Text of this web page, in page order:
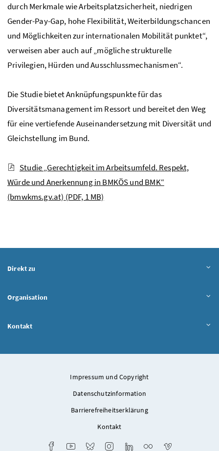
durch Merkmale wie Arbeitsplatzsicherheit, niedrigen
Gender-Pay-Gap, hohe Flexibilität, Weiterbildungschancen
und Möglichkeiten zur internationalen Mobilität punktet“,
verweisen aber auch auf „mögliche strukturelle
Privilegien, Hürden und Ausschlussmechanismen“.
Die Studie bietet Anknüpfungspunkte für das
Diversitätsmanagement im Ressort und bereitet den Weg
für eine vertiefende Auseinandersetzung mit Diversität und
Gleichstellung im Bund.
Studie „Gerechtigkeit im Arbeitsumfeld. Respekt,
Würde und Anerkennung in BMKÖS und BMK“
(bmwkms.gv.at) (PDF, 1 MB)
Direkt zu
Organisation
Kontakt
Impressum und Copyright
Datenschutzinformation
Barrierefreiheitserklärung
Kontakt
FacebookYoutube Bluesky InstagramLinkedIn Flickr